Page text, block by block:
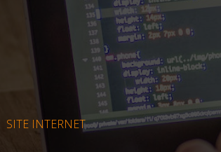
SITE INTERNET